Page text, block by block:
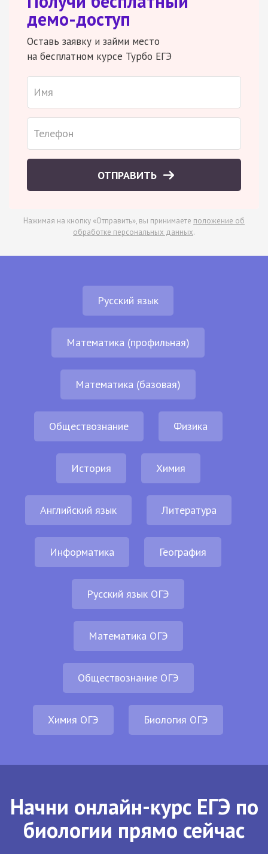
демо-доступ
Оставь заявку и займи место
на бесплатном курсе Турбо ЕГЭ
ОТПРАВИТЬ
Нажимая на кнопку «Отправить», вы принимаете положение об
обработке персональных данных.
Русский язык
Математика (профильная)
Математика (базовая)
Обществознание Физика
История Химия
Английский язык Литература
Информатика География
Русский язык ОГЭ
Математика ОГЭ
Обществознание ОГЭ
Химия ОГЭ Биология ОГЭ
Начни онлайн-курс ЕГЭ по
биологии прямо сейчас